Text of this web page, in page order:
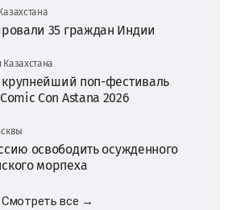
35 граждан Индии
Казахстана
крупнейший поп-фестиваль
Con Astana 2026
освободить осужденного
морпеха
Смотреть все →